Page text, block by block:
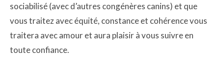
sociabilisé (avec d’autres congénères canins) et que
vous traitez avec équité, constance et cohérence vous
traitera avec amour et aura plaisir à vous suivre en
toute confiance.